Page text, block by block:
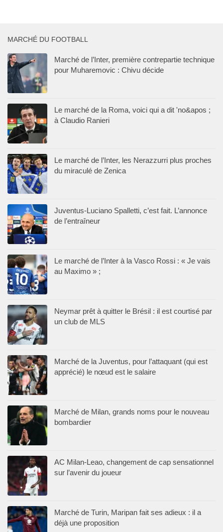
MARCHÉ DU FOOTBALL
Marché de l’Inter, première contrepartie technique
pour Muharemovic : Chivu décide
Le marché de la Roma, voici qui a dit 'no&apos ;
à Claudio Ranieri
Le marché de l’Inter, les Nerazzurri plus proches
du miraculé de Zenica
Juventus-Luciano Spalletti, c’est fait. L’annonce
de l’entraîneur
Le marché de l’Inter à la Vasco Rossi : « Je vais
au Maximo » ;
Neymar prêt à quitter le Brésil : il est courtisé par
un club de MLS
Marché de la Juventus, pour l’attaquant (qui est
apprécié) le nœud est le salaire
Marché de Milan, grands noms pour le nouveau
bombardier
AC Milan-Leao, changement de cap sensationnel
sur l’avenir du joueur
Marché de Turin, Maripan fait ses adieux : il a
déjà une proposition